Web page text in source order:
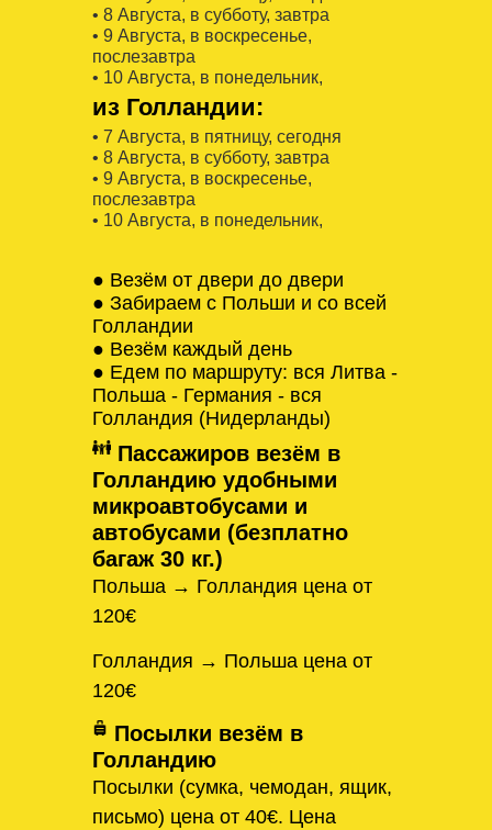
• 8 Августa, в субботу, завтра
• 9 Августa, в воскресенье,
послезавтра
• 10 Августa, в понедельник,
из Голландии:
• 7 Августa, в пятницу, сегодня
• 8 Августa, в субботу, завтра
• 9 Августa, в воскресенье,
послезавтра
• 10 Августa, в понедельник,
● Везём от двери до двери
● Забираем с Польши и со всей
Голландии
● Везём каждый день
● Едем по маршруту: вся Литва -
Польша - Германия - вся
Голландия (Нидерланды)
Пассажиров везём в
Голландию удобными
микроавтобусами и
автобусами (безплатно
багаж 30 кг.)
Польша → Голландия цена от
120€
Голландия → Польша цена от
120€
Посылки везём в
Голландию
Посылки (сумка, чемодан, ящик,
письмо) цена от 40€. Цена